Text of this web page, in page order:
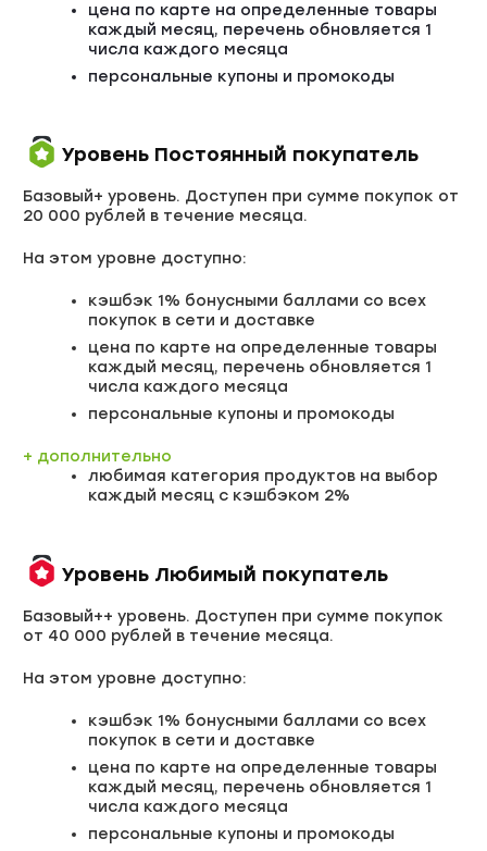
цена по карте на определенные товары
каждый месяц, перечень обновляется 1
числа каждого месяца
персональные купоны и промокоды
Уровень Постоянный покупатель
Базовый+ уровень. Доступен при сумме покупок от
20 000 рублей в течение месяца.
На этом уровне доступно:
кэшбэк 1% бонусными баллами со всех
покупок в сети и доставке
цена по карте на определенные товары
каждый месяц, перечень обновляется 1
числа каждого месяца
персональные купоны и промокоды
+ дополнительно
любимая категория продуктов на выбор
каждый месяц с кэшбэком 2%
Уровень Любимый покупатель
Базовый++ уровень. Доступен при сумме покупок
от 40 000 рублей в течение месяца.
На этом уровне доступно:
кэшбэк 1% бонусными баллами со всех
покупок в сети и доставке
цена по карте на определенные товары
каждый месяц, перечень обновляется 1
числа каждого месяца
персональные купоны и промокоды